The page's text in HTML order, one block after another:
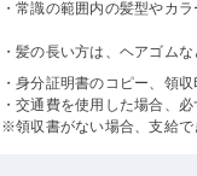
・常識の範囲内の髪型やカラ
・髪の長い方は、ヘアゴム
・身分証明書のコピー、領
・交通費を使用した場合、
※領収書がない場合、支給で